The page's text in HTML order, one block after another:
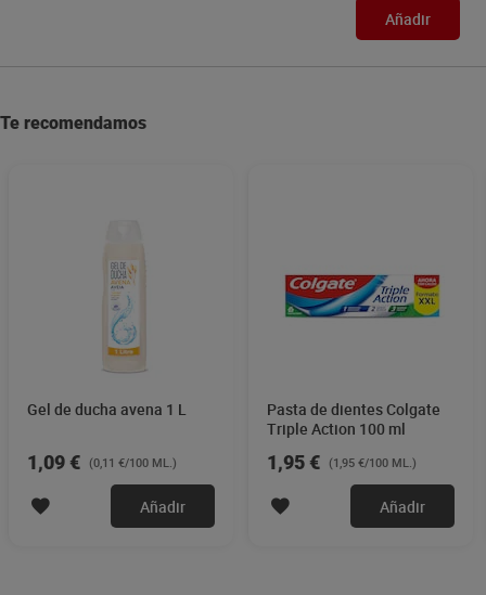
Añadir
Te recomendamos
Gel de ducha avena 1 L
1,09 € (0,11 €/100 ML.)
Añadir
Pasta de dientes Colgate
Triple Action 100 ml
1,95 € (1,95 €/100 ML.)
Añadir